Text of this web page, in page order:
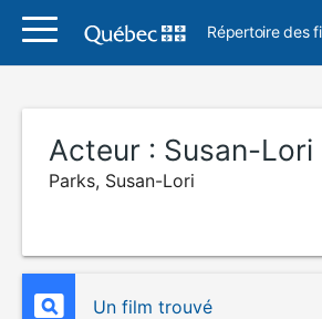
Répertoire des
Acteur : Susan-Lori
Parks, Susan-Lori
Un film trouvé